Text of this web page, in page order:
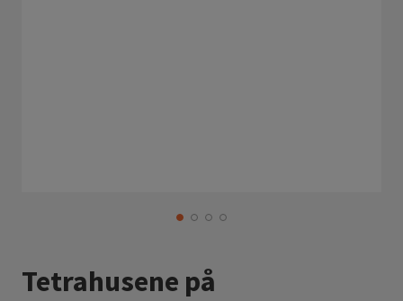
Tetrahusene på